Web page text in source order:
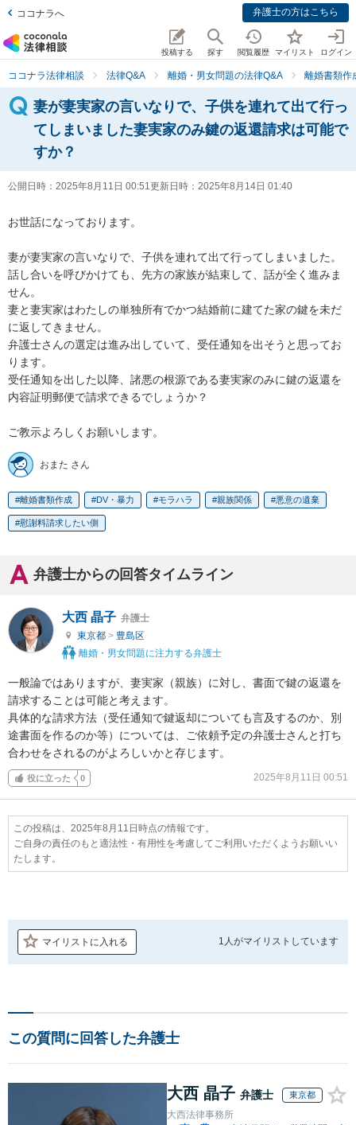
ココナラへ 弁護士の方はこちら
投稿する 探す 閲覧履歴 マイリスト ログイン
ココナラ法律相談 法律Q&A 離婚・男女問題の法律Q&A 離婚書類作
妻が妻実家の言いなりで、子供を連れて出て行っ
てしまいました妻実家のみ鍵の返還請求は可能で
すか？
公開日時： 2025年8月11日 00:51更新日時： 2025年8月14日 01:40
お世話になっております。
妻が妻実家の言いなりで、子供を連れて出て行ってしまいました。
話し合いを呼びかけても、先方の家族が結束して、話が全く進みま
せん。
妻と妻実家はわたしの単独所有でかつ結婚前に建てた家の鍵を未だ
に返してきません。
弁護士さんの選定は進み出していて、受任通知を出そうと思ってお
ります。
受任通知を出した以降、諸悪の根源である妻実家のみに鍵の返還を
内容証明郵便で請求できるでしょうか？
ご教示よろしくお願いします。
おまた さん
離婚書類作成 DV・暴力 モラハラ 親族関係 悪意の遺棄
慰謝料請求したい側
弁護士からの回答タイムライン
大西 晶子 弁護士
東京都 > 豊島区
離婚・男女問題に注力する弁護士
一般論ではありますが、妻実家（親族）に対し、書面で鍵の返還を
請求することは可能と考えます。
具体的な請求方法（受任通知で鍵返却についても言及するのか、別
途書面を作るのか等）については、ご依頼予定の弁護士さんと打ち
合わせをされるのがよろしいかと存じます。
役に立った 0 2025年8月11日 00:51
この投稿は、2025年8月11日時点の情報です。
ご自身の責任のもと適法性・有用性を考慮してご利用いただくようお願いい
たします。
マイリストに入れる 1人がマイリストしています
この質問に回答した弁護士
大西 晶子 弁護士 東京都
大西法律事務所